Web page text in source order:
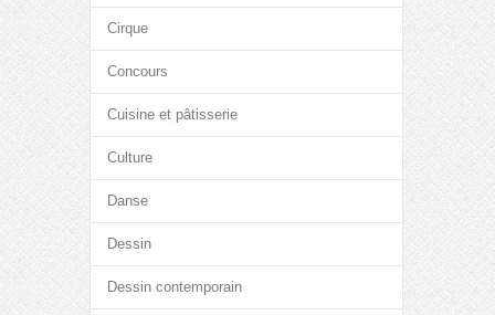
Cirque
Concours
Cuisine et pâtisserie
Culture
Danse
Dessin
Dessin contemporain